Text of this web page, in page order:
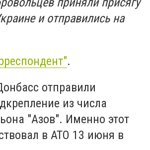
и отправились на
.
отправили
из числа
"Азов". Именно этот
в АТО 13 июня в